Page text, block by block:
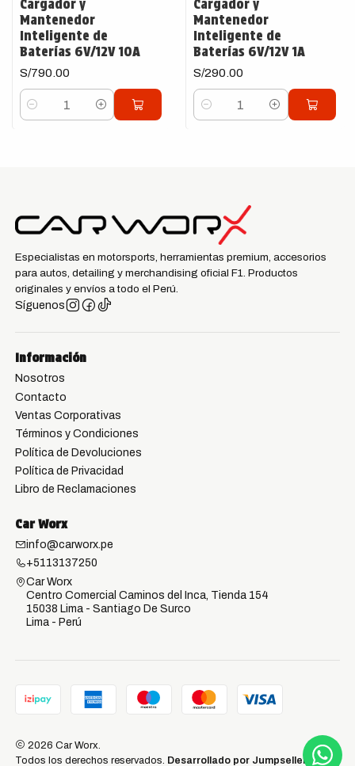
Cargador y
Mantenedor
Inteligente de
Baterías 6V/12V 10A
S/790.00
Cantidad
Cargador y
Mantenedor
Inteligente de
Baterías 6V/12V 1A
S/290.00
Cantidad
Especialistas en motorsports, herramientas premium, accesorios
para autos, detailing y merchandising oficial F1. Productos
originales y envíos a todo el Perú.
Síguenos
Información
Nosotros
Contacto
Ventas Corporativas
Términos y Condiciones
Política de Devoluciones
Política de Privacidad
Libro de Reclamaciones
Car Worx
info@carworx.pe
+5113137250
Car Worx
Centro Comercial Caminos del Inca, Tienda 154
15038 Lima - Santiago De Surco
Lima - Perú
2026 Car Worx.
Todos los derechos reservados. Desarrollado por Jumpseller